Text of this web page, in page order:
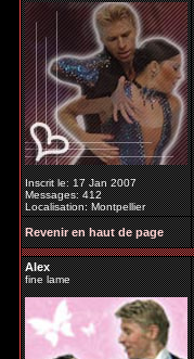
Inscrit le: 17 Jan 2007
Messages: 412
Localisation: Montpellier
Revenir en haut de page
Alex
fine lame